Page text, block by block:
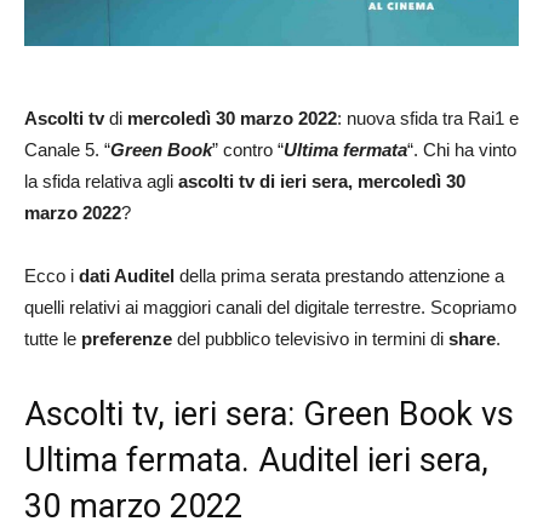
Ascolti tvdi mercoledì 30 marzo 2022: nuova sfida tra Rai1 e
Canale 5. “Green Book” contro “Ultima fermata“. Chi ha vinto
la sfida relativa agli ascolti tv di ieri sera, mercoledì 30
marzo 2022?
Ecco i dati Auditel della prima serata prestando attenzione a
quelli relativi ai maggiori canali del digitale terrestre. Scopriamo
tutte le preferenze del pubblico televisivo in termini di share.
Ascolti tv, ieri sera: Green Book vs
Ultima fermata. Auditel ieri sera,
30 marzo 2022